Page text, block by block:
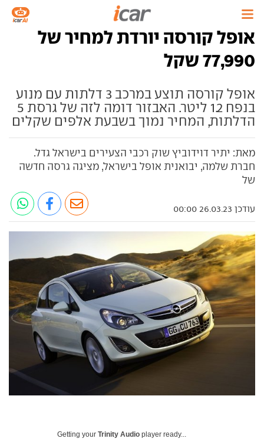
אופל קורסה יורדת למחיר של
77,990 שקל
אופל קורסה תוצע במרכב 3 דלתות עם מנוע
בנפח 1.2 ליטר. האבזור דומה לזה של גרסת 5
הדלתות, המחיר נמוך בשבעת אלפים שקלים
מאת: יתיר דוידוביץ שוק רכבי הצעירים בישראל גדל.
חברת שלמה, יבואנית אופל בישראל, מציגה גרסה חדשה
של
עודכן 26.03.23 00:00
Getting your Trinity Audio player ready...